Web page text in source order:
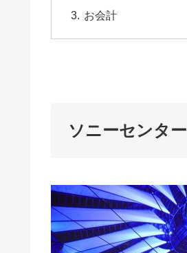
お会計
ソニーセンター